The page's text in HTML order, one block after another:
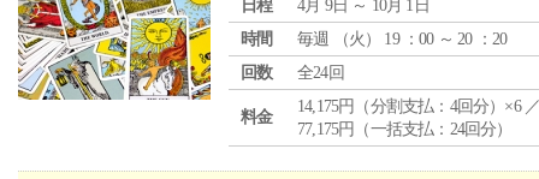
日程
4月 9日 ～ 10月 1日
時間
毎週 （火 ） 19 ：00 ～ 20 ：20
回数
全24回
料金
14,175円（分割支払：4回分）×6
77,175円（一括支払：24回分）